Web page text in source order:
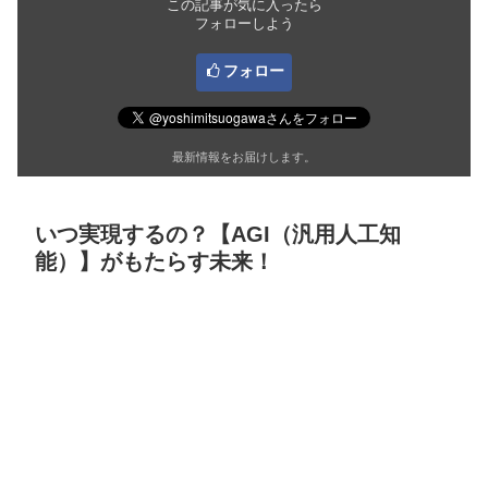
この記事が気に入ったら
フォローしよう
フォロー
最新情報をお届けします。
いつ実現するの？【AGI（汎用人工知
能）】がもたらす未来！